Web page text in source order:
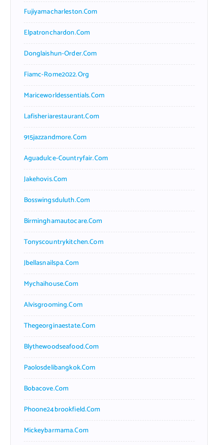
Fujiyamacharleston.com
Elpatronchardon.com
Donglaishun-Order.com
Fiamc-Rome2022.org
Mariceworldessentials.com
Lafisheriarestaurant.com
915jazzandmore.com
Aguadulce-Countryfair.com
Jakehovis.com
Bosswingsduluth.com
Birminghamautocare.com
Tonyscountrykitchen.com
Jbellasnailspa.com
Mychaihouse.com
Alvisgrooming.com
Thegeorginaestate.com
Blythewoodseafood.com
Paolosdelibangkok.com
Bobacove.com
Phoone24brookfield.com
Mickeybarmama.com